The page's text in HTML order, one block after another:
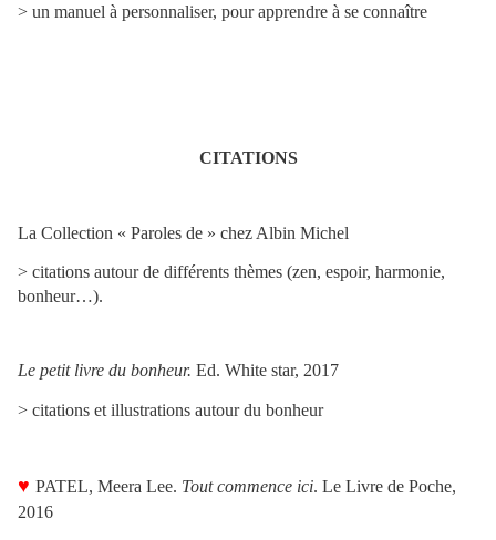
> un manuel à personnaliser, pour apprendre à se connaître
CITATIONS
La Collection « Paroles de » chez Albin Michel
> citations autour de différents thèmes (zen, espoir, harmonie,
bonheur…).
Le petit livre du bonheur. Ed. White star, 2017
> citations et illustrations autour du bonheur
♥ PATEL, Meera Lee. Tout commence ici. Le Livre de Poche,
2016